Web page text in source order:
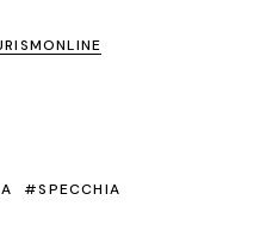
SPECCHIA